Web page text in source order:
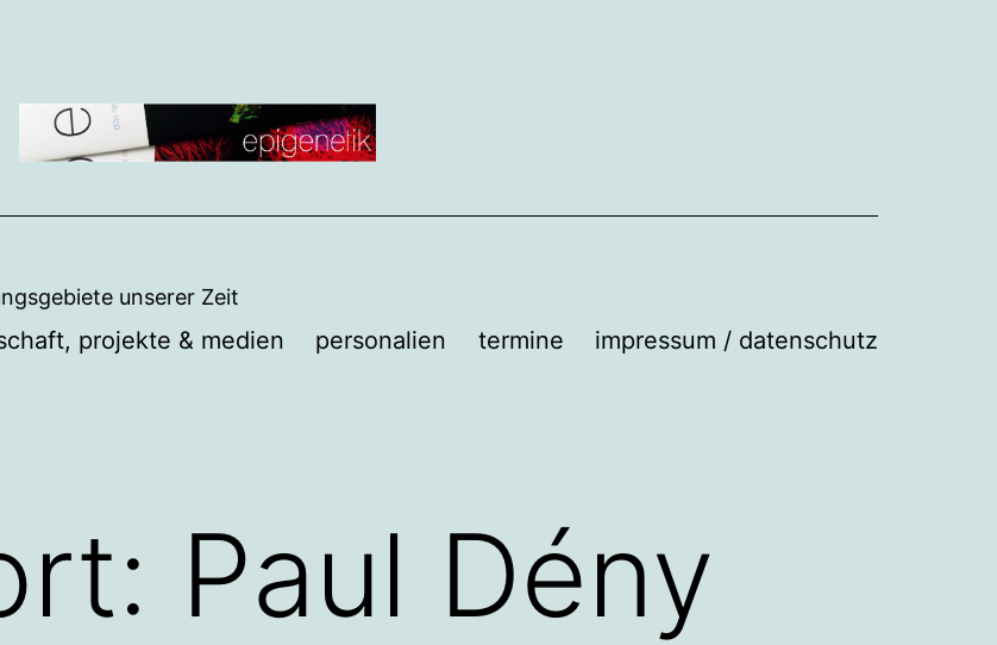
unserer Zeit
projekte & medien personalien termine impressum / datenschutz
Paul Dény